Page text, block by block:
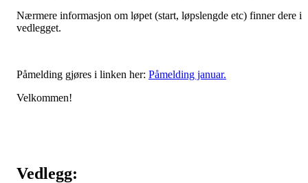
Nærmere informasjon om løpet (start, løpslengde etc) finner dere i
vedlegget.
Påmelding gjøres i linken her: Påmelding januar.
Velkommen!
Vedlegg: